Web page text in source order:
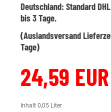
Deutschland:Standard
bis 3 Tage.
(Auslandsversand
Tage)
24,59
Inhalt0,05 Liter